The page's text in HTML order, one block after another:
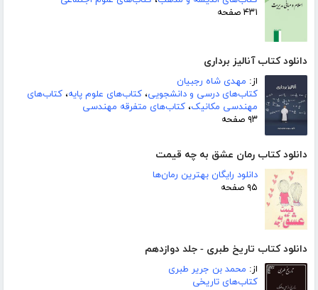
۴۳۱ صفحه
دانلود کتاب آنالیز برداری
از: مهدی شاه رجبیان
کتاب‌های درسی و دانشجویی، کتاب‌های علوم پایه، کتاب‌های
مهندسی مکانیک، کتاب‌های متفرقه مهندسی
۹۳ صفحه
دانلود کتاب رمان عشق به چه قیمت
دانلود رایگان بهترین رمان‌ها
۹۵ صفحه
دانلود کتاب تاریخ طبری - جلد دوازدهم
از: محمد بن جریر طبری
کتاب‌های تاریخی